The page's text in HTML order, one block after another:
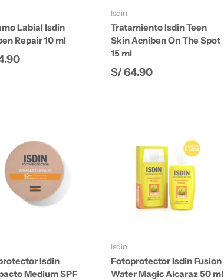
Labial Isdin
Repair 10 ml
normal
Isdin
Tratamiento Isdin Teen
Skin Acniben On The Spot
15 ml
Precio normal
S/ 64.90
Isdin
Medium SPF
Isdin
Fotoprotector Isdin Fusion
Water Magic Alcaraz 50 ml